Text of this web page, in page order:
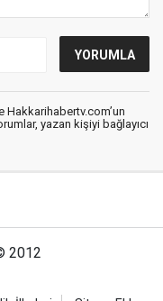
Hakkarihabertv.com’un
yazan kişiyi bağlayıcı
2012